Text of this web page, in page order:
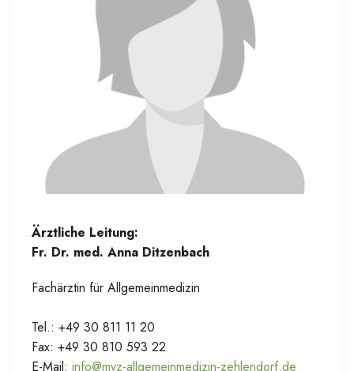
Ärztliche Leitung:
Fr. Dr. med. Anna Ditzenbach
Fachärztin für Allgemeinmedizin
Tel.: +49 30 811 11 20
Fax: +49 30 810 593 22
E-Mail: info@mvz-allgemeinmedizin-zehlendorf.de